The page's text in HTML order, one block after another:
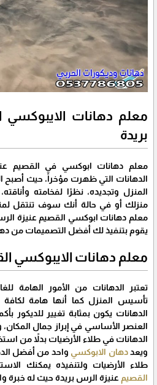
معلم دهانات الايبوكسي
بريدة
معلم دهانات ابوكسي في القصيم
الدهانات التي ظهرت مؤخراً، حيث أصبح
المنزل وتجديده، نظرًا لفخامته
منزلك أو في حالة أنك سوف تنتقل
معلم دهانات ابوكسي القصيم عنيزة
يقوم بتنفيذ لك أفضل التصميمات من
معلم دهانات الايبوكسي
تعتبر الدهانات من الأمور الهامة
تأسيس المنزل كما أنها هامة لكافة
الدهانات يكون بمثابة تغيير للديكور
العنصر الأساسي في إبراز جمال
الدهانات في طلاء الأرضيات بدلاً من
ويعددهان الابوكسي واحد من أفضل
طلاء الأرضيات ولتنفيذه يمكنك
القصيم عنيزة الرس بريدة حيث له خبرة